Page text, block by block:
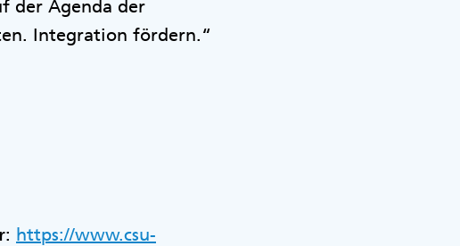
der Agenda der
Integration fördern.“
: https://www.csu-